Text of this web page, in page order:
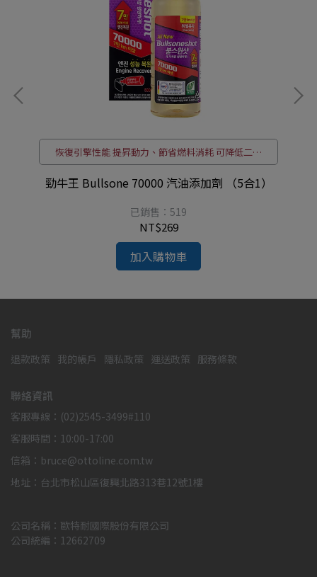
恢復引擎性能 提昇動力、節省燃料消耗 可降低二氧
化碳氣體排放
勁牛王 Bullsone 70000 汽油添加劑 （5合1）
已銷售：519
NT$269
加入購物車
幫助
退款政策 我的帳戶 隱私政策 運送政策 服務條款
聯絡資訊
客服專線：(02)2545-3499#110
客服時間：10:00-17:00
信箱：bruce@ottoline.com.tw
地址：台北市松山區復興北路313巷12號1樓
公司名稱：歐特耐國際股份有限公司
公司統編：12662709